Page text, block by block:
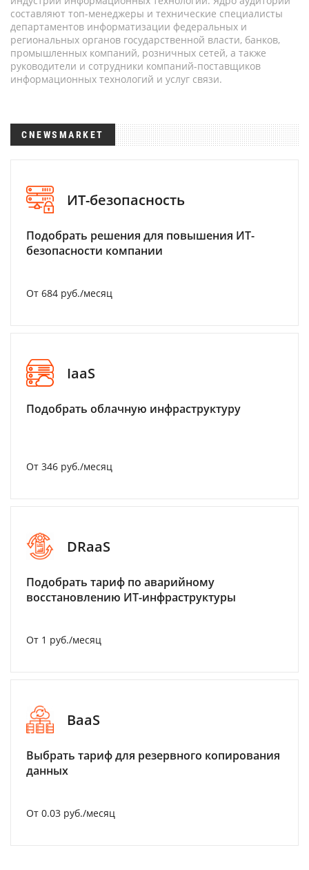
составляют топ-менеджеры и технические специалисты
департаментов информатизации федеральных и
региональных органов государственной власти, банков,
промышленных компаний, розничных сетей, а также
руководители и сотрудники компаний-поставщиков
информационных технологий и услуг связи.
CNEWSMARKET
ИТ-безопасность
Подобрать решения для повышения ИТ-
безопасности компании
От 684 руб./месяц
IaaS
Подобрать облачную инфраструктуру
От 346 руб./месяц
DRaaS
Подобрать тариф по аварийному
восстановлению ИТ-инфраструктуры
От 1 руб./месяц
BaaS
Выбрать тариф для резервного копирования
данных
От 0.03 руб./месяц